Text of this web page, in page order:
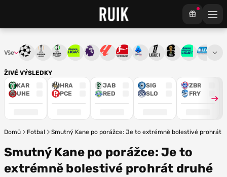
ŽIVÉ VÝSLEDKY
KAR
UHE
HRA
PCE
JAB
RED
SIG
SLO
ZBR
FRY
Vše Liga mistrůEvropská liga
Konferenční liga
Chance ligaPremier League
La LigaBundesliga
Serie ALigue 1Mistrovství světa
Chance3. ČFL
Domů Fotbal Smutný Kane po porážce: Je to extrémně bolestivé prohrát
Smutný Kane po porážce: Je to
extrémně bolestivé prohrát druhé